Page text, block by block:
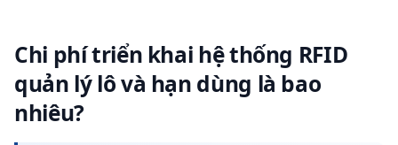
Chi phí triển khai hệ thống RFID
quản lý lô và hạn dùng là bao
nhiêu?